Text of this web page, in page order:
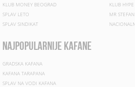
KLUB MONEY BEOGRAD
SPLAV LETO
SPLAV SINDIKAT
KLUB HYPE
MR
najpopularnije kafane
GRADSKA KAFANA
KAFANA TARAPANA
SPLAV NA VODI KAFANA